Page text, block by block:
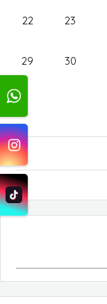
22 23
29 30